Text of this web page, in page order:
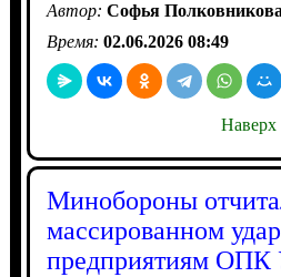
Автор: Софья Полковникова
Время: 02.06.2026 08:49
Наверх
Минобороны
массированном
предприятиям ОПК